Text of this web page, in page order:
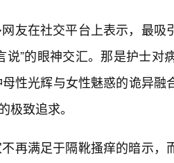
友在社交平台上表示，最吸
说”的眼神交汇。那是护士
性光辉与女性魅惑的诡异
极致追求。
再满足于隔靴搔痒的暗示